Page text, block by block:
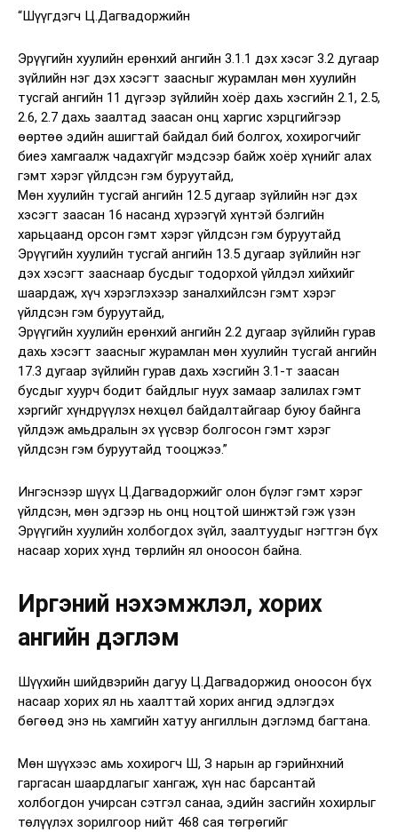
“Шүүгдэгч Ц.Дагвадоржийн
Эрүүгийн хуулийн ерөнхий ангийн 3.1.1 дэх хэсэг 3.2 дугаар
зүйлийн нэг дэх хэсэгт заасныг журамлан мөн хуулийн
тусгай ангийн 11 дүгээр зүйлийн хоёр дахь хэсгийн 2.1, 2.5,
2.6, 2.7 дахь заалтад заасан онц харгис хэрцгийгээр
өөртөө эдийн ашигтай байдал бий болгох, хохирогчийг
биеэ хамгаалж чадахгүйг мэдсээр байж хоёр хүнийг алах
гэмт хэрэг үйлдсэн гэм буруутайд,
Мөн хуулийн тусгай ангийн 12.5 дугаар зүйлийн нэг дэх
хэсэгт заасан 16 насанд хүрээгүй хүнтэй бэлгийн
харьцаанд орсон гэмт хэрэг үйлдсэн гэм буруутайд
Эрүүгийн хуулийн тусгай ангийн 13.5 дугаар зүйлийн нэг
дэх хэсэгт зааснаар бусдыг тодорхой үйлдэл хийхийг
шаардаж, хүч хэрэглэхээр заналхийлсэн гэмт хэрэг
үйлдсэн гэм буруутайд,
Эрүүгийн хуулийн ерөнхий ангийн 2.2 дугаар зүйлийн гурав
дахь хэсэгт заасныг журамлан мөн хуулийн тусгай ангийн
17.3 дугаар зүйлийн гурав дахь хэсгийн 3.1-т заасан
бусдыг хуурч бодит байдлыг нуух замаар залилах гэмт
хэргийг хүндрүүлэх нөхцөл байдалтайгаар буюу байнга
үйлдэж амьдралын эх үүсвэр болгосон гэмт хэрэг
үйлдсэн гэм буруутайд тооцжээ.”
Ингэснээр шүүх Ц.Дагвадоржийг олон бүлэг гэмт хэрэг
үйлдсэн, мөн эдгээр нь онц ноцтой шинжтэй гэж үзэн
Эрүүгийн хуулийн холбогдох зүйл, заалтуудыг нэгтгэн бүх
насаар хорих хүнд төрлийн ял оноосон байна.
Иргэний нэхэмжлэл, хорих
ангийн дэглэм
Шүүхийн шийдвэрийн дагуу Ц.Дагвадоржид оноосон бүх
насаар хорих ял нь хаалттай хорих ангид эдлэгдэх
бөгөөд энэ нь хамгийн хатуу ангиллын дэглэмд багтана.
Мөн шүүхээс амь хохирогч Ш, З нарын ар гэрийнхний
гаргасан шаардлагыг хангаж, хүн нас барсантай
холбогдон учирсан сэтгэл санаа, эдийн засгийн хохирлыг
төлүүлэх зорилгоор нийт 468 сая төгрөгийг